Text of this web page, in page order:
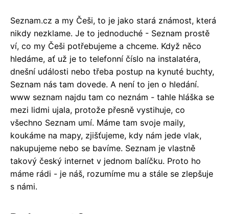
Seznam.cz a my Češi, to je jako stará známost, která
nikdy nezklame. Je to jednoduché - Seznam prostě
ví, co my Češi potřebujeme a chceme. Když něco
hledáme, ať už je to telefonní číslo na instalatéra,
dnešní události nebo třeba postup na kynuté buchty,
Seznam nás tam dovede. A není to jen o hledání.
www seznam najdu tam co neznám - tahle hláška se
mezi lidmi ujala, protože přesně vystihuje, co
všechno Seznam umí. Máme tam svoje maily,
koukáme na mapy, zjišťujeme, kdy nám jede vlak,
nakupujeme nebo se bavíme. Seznam je vlastně
takový český internet v jednom balíčku. Proto ho
máme rádi - je náš, rozumíme mu a stále se zlepšuje
s námi.